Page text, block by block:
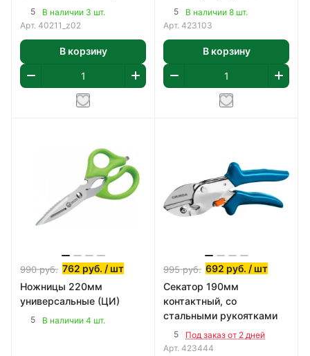
тефлоновое покрытие,
пластиковые рукоят
5
В наличии 3 шт.
Арт. 40211_z02
В корзину
сталь, цельнокованый,
покрытие ПВХ (4231
5
В наличии 8 шт.
Арт. 423103
В корзину
990руб. 762 руб. / шт
Ножницы 220мм
универсальные (ЦИ)
5 В наличии 4 шт.
995руб. 692 руб. / шт
Секатор 190мм
контактный, со
стальными рукоятками
5
Под заказ от 2 дней
Арт. 423444